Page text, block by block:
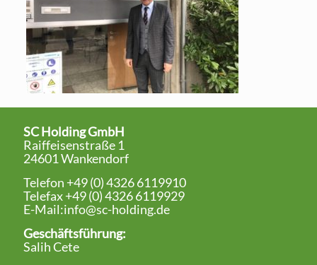
SC Holding GmbH
Raiffeisenstraße 1
24601 Wankendorf
Telefon +49 (0) 4326 6119910
Telefax +49 (0) 4326 6119929
E-Mail:info@sc-holding.de
Geschäftsführung:
Salih Cete